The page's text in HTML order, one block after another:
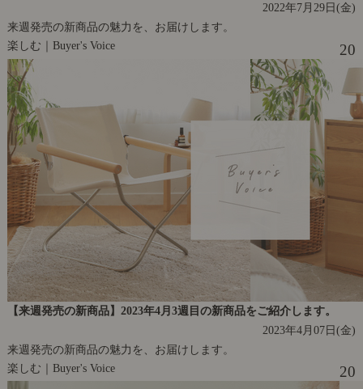
2022年7月29日(金)
来週発売の新商品の魅力を、お届けします。
楽しむ｜Buyer's Voice
20
【来週発売の新商品】2023年4月3週目の新商品をご紹介します。
2023年4月07日(金)
来週発売の新商品の魅力を、お届けします。
楽しむ｜Buyer's Voice
20